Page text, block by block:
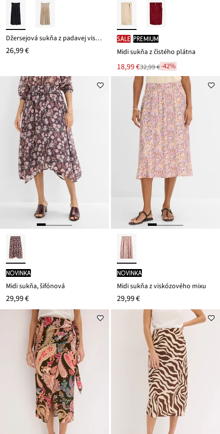
Džersejová sukňa z padavej viskózy
26,99 €
SALE PREMIUM
Midi sukňa z čistého plátna
Nová
cena
18,99 €
Zľava
32,99 €
32,99 €-42%
novinka
Midi sukňa, šifónová
29,99 €
novinka
Midi sukňa z viskózového mixu
29,99 €